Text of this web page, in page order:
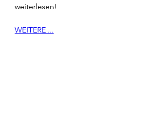
weiterlesen!
WEITERE ...